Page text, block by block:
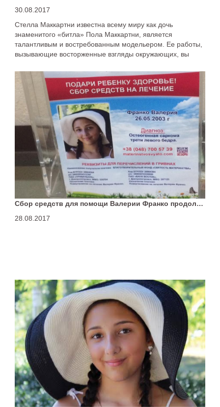
30.08.2017
Стелла Маккартни известна всему миру как дочь
знаменитого «битла» Пола Маккартни, является
талантливым и востребованным модельером. Ее работы,
вызывающие восторженные взгляды окружающих, вы
увидеть на звездах мировой эстрады.
Сбор средств для помощи Валерии Франко продолжается. Собрано еще 10000 грн
28.08.2017